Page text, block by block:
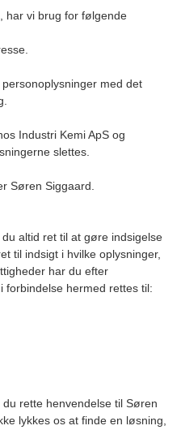
har vi brug for følgende
med det
Industri Kemi ApS og
slettes.
Søren Siggaard.
altid ret til at gøre indsigelse
til indsigt i hvilke oplysninger,
har du efter
forbindelse hermed rettes til:
rette henvendelse til Søren
lykkes os at finde en løsning,